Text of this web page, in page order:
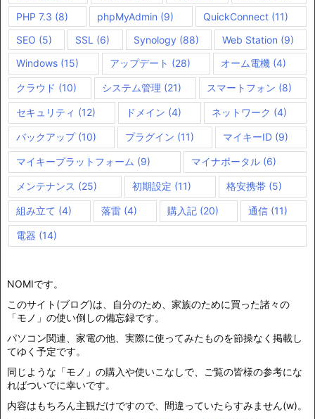
PHP 7.3 (8) phpMyAdmin (9) QuickConnect(11)
SEO (5) SSL (6) Synology (88) Web Station (9)
Windows (15) アップデート (28) オーム電機 (4)
クラウド (10) システム管理 (21) スマートフォン (8)
セキュリティ (12) ドメイン (4) ネットワーク (4)
バックアップ(10) プラグイン (11) マイキーID (9)
マイキープラットフォーム (9) マイナポータル (6)
メンテナンス (25) 初期設定 (11) 格安携帯 (5)
組み立て (4) 落雷 (4) 購入記(20) 通信(11)
電器 (14)
NOMIです。
このサイト(ブログ)は、自分のため、家族のために買った諸々の
「モノ」の使い倒しの備忘録です。
パソコン関連、家電の他、実際に使ってみたものを節操なく掲載し
てゆく予定です。
同じような「モノ」の購入や使いこなしで、ご覧の皆様の参考にな
ればついでに幸いです。
内容はもちろん主観だけですので、間違っていたらすみません(w)。